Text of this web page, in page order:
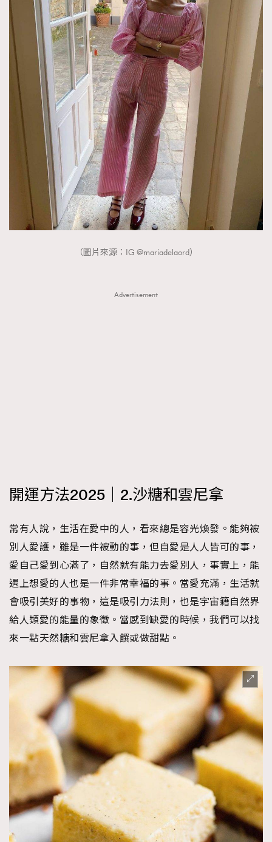
（圖片來源：IG @mariadelaord）
Advertisement
開運方法2025｜2.沙糖和雲尼拿
常有人說，生活在愛中的人，看來總是容光煥發。能夠被
別人愛護，雖是一件被動的事，但自愛是人人皆可的事，
愛自己愛到心滿了，自然就有能力去愛別人，事實上，能
遇上想愛的人也是一件非常幸福的事。當愛充滿，生活就
會吸引美好的事物，這是吸引力法則，也是宇宙籍自然界
給人類愛的能量的象徵。當感到缺愛的時候，我們可以找
來一點天然糖和雲尼拿入饌或做甜點。